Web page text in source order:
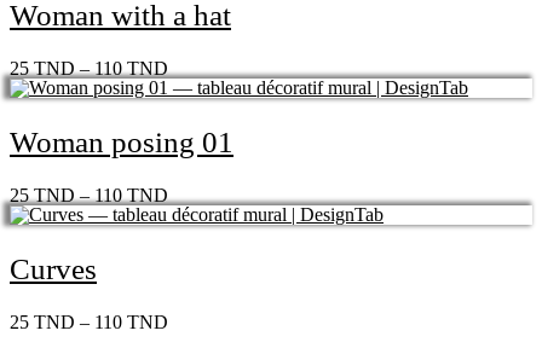
Woman with a hat
25TND–110TND
Woman posing 01
25TND–110TND
Curves
25 TND – 110 TND